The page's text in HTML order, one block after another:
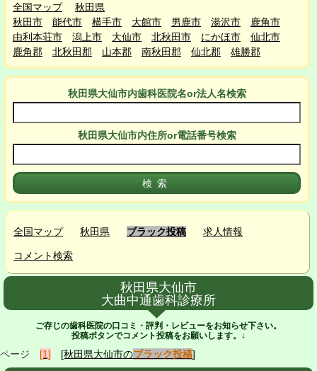
全国マップ
秋田県
秋田市
能代市 横手市 大館市 男鹿市 湯沢市
鹿角市
由利本荘市
潟上市 大仙市 北秋田市 にかほ市
仙北市
鹿角郡
北秋田郡 山本郡 南秋田郡 仙北郡 雄勝郡
秋田県大仙市内歯科医院名or法人名検索
秋田県大仙市内住所or電話番号検索
全国マップ 秋田県 ブラック投稿 求人情報
コメント検索
秋田県大仙市
大曲中通歯科診療所
ご存じの歯科医院の口コミ・評判・レビューをお知らせ下さい。
投稿ボタンでコメント投稿をお願いします。↓
ページ [1] [秋田県大仙市のブラック投稿]